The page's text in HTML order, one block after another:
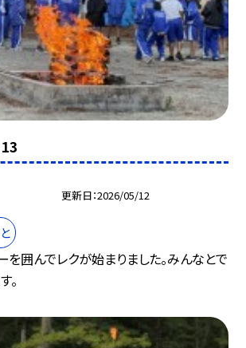
更新日 2026/05/12
を囲んでレクが始まりました。みんなとで
。